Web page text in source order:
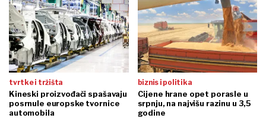
tvrtke i tržišta
Kineski proizvođači spašavaju
posrnule europske tvornice
automobila
biznis i politika
Cijene hrane opet porasle u
srpnju, na najvišu razinu u 3,5
godine